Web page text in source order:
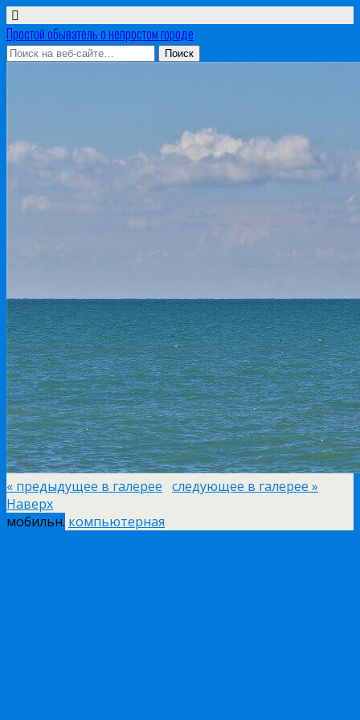
Простой обыватель о непростом городе
« предыдущее в галерее следующее в галерее »
Наверх
мобильн. компьютерная